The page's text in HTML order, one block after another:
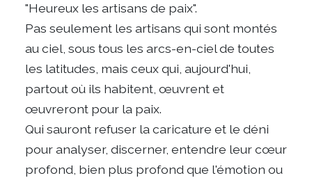
"Heureux les artisans de paix".
Pas seulement les artisans qui sont montés
au ciel, sous tous les arcs-en-ciel de toutes
les latitudes, mais ceux qui, aujourd'hui,
partout où ils habitent, œuvrent et
œuvreront pour la paix.
Qui sauront refuser la caricature et le déni
pour analyser, discerner, entendre leur cœur
profond, bien plus profond que l'émotion ou